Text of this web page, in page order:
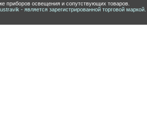
приборов освещения и сопутствующих товаров.
- является зарегистрированной торговой